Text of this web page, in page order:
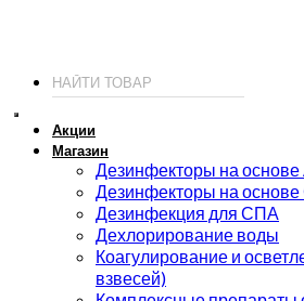
Акции
Магазин
Дезинфекторы на основе
Дезинфекторы на
Дезинфекция для СПА
Дехлорирование воды
Коагулирование и
взвесей)